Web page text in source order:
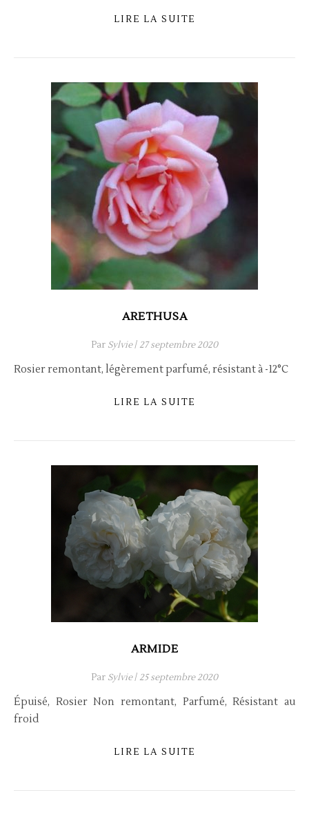
LIRE LA SUITE
ARETHUSA
Par Sylvie/ 27 septembre 2020
Rosier remontant, légèrement parfumé, résistant à -12°C
LIRE LA SUITE
ARMIDE
Par Sylvie/ 25 septembre 2020
Épuisé, Rosier Non remontant, Parfumé, Résistant au
froid
LIRE LA SUITE